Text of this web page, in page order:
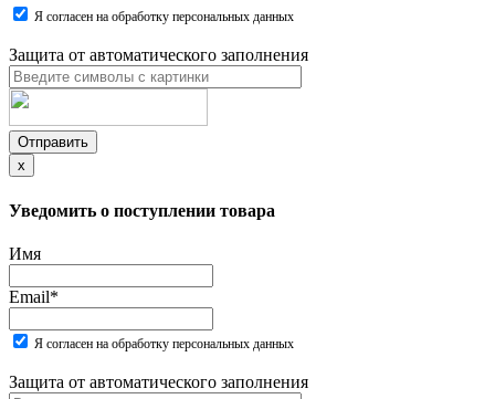
Я согласен на обработку персональных данных
Защита от автоматического заполнения
Отправить
x
Уведомить о поступлении товара
Имя
Email*
Я согласен на обработку персональных данных
Защита от автоматического заполнения